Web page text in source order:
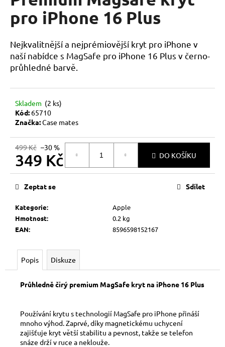
5
hvězdiček.
pro iPhone 16 Plus
Nejkvalitnější a nejprémiovější kryt pro iPhone v
naší nabídce s MagSafe pro iPhone 16 Plus v černo-
průhledné barvě.
Skladem (2 ks)
Kód: 65710
Značka:Case mates
499 Kč –30 %
349 Kč
Měrná
DO KOŠÍKU
Kategorie:
Apple
Hmotnost:
0.2 kg
EAN: 8596598152167
Zeptat se Sdílet
Popis Diskuze
Průhledně čirý premium MagSafe kryt na iPhone 16 Plus
Používání krytu s technologií MagSafe pro iPhone přináší
mnoho výhod. Zaprvé, díky magnetickému uchycení
zajišťuje kryt větší stabilitu a pevnost, takže se telefon
snáze drží v ruce a neklouže.
a
j
í
t
?
D
o
p
o
u
m